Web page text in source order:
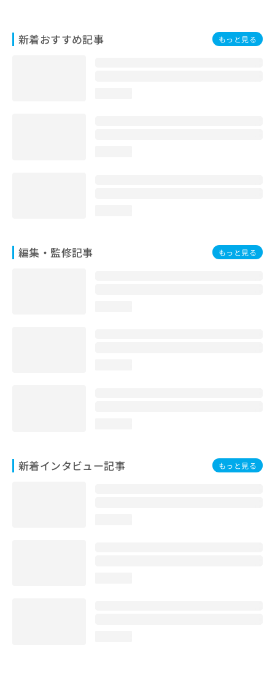
新着おすすめ記事 もっと見る
編集・監修記事 もっと見る
新着インタビュー記事 もっと見る
い
合